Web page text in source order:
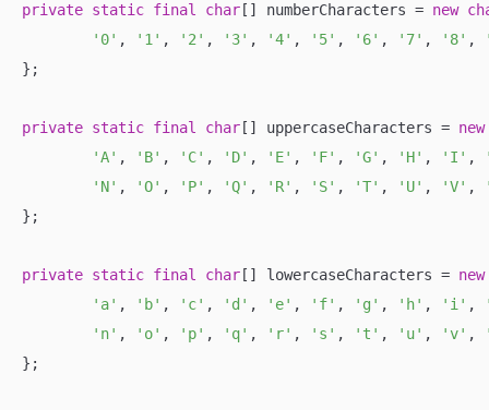
private static final char [] numberCharacters = new
'0' , '1' , '2' , '3' , '4' , '5' , '6' , '7' , '8' ,
};
private static final char [] uppercaseCharacters = new
'A' , 'B' , 'C' , 'D' , 'E' , 'F' , 'G' , 'H' , 'I' ,
'N' , 'O' , 'P' , 'Q' , 'R' , 'S' , 'T' , 'U' , 'V' ,
};
private static final char [] lowercaseCharacters = new
'a' , 'b' , 'c' , 'd' , 'e' , 'f' , 'g' , 'h' , 'i' ,
'n' , 'o' , 'p' , 'q' , 'r' , 's' , 't' , 'u' , 'v' ,
};